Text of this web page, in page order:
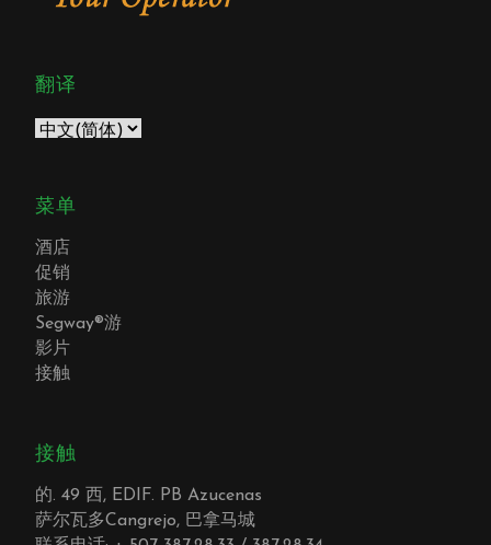
翻译
菜单
酒店
促销
旅游
Segway®游
影片
接触
接触
的. 49 西, EDIF. PB Azucenas
萨尔瓦多Cangrejo, 巴拿马城